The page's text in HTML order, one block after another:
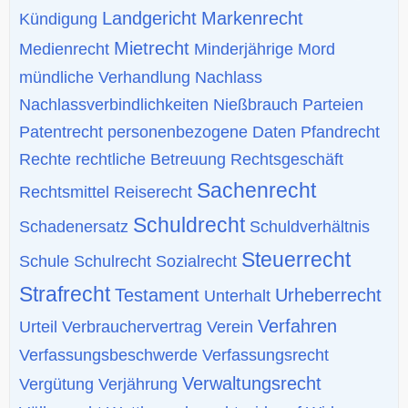
Kündigung Landgericht Markenrecht
Medienrecht Mietrecht Minderjährige Mord
mündliche Verhandlung Nachlass
Nachlassverbindlichkeiten Nießbrauch Parteien
Patentrecht personenbezogene Daten Pfandrecht
Rechte rechtliche Betreuung Rechtsgeschäft
Rechtsmittel Reiserecht Sachenrecht
Schadenersatz Schuldrecht Schuldverhältnis
Schule Schulrecht Sozialrecht Steuerrecht
Strafrecht Testament Unterhalt Urheberrecht
Urteil Verbrauchervertrag Verein Verfahren
Verfassungsbeschwerde Verfassungsrecht
Vergütung Verjährung Verwaltungsrecht